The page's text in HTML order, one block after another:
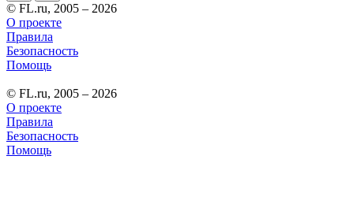
© FL.ru, 2005 – 2026
О проекте
Правила
Безопасность
Помощь
© FL.ru, 2005 – 2026
О проекте
Правила
Безопасность
Помощь